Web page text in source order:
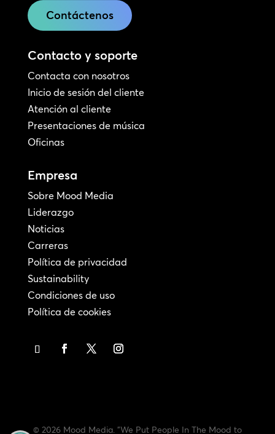
Contáctenos
Contacto y soporte
Contacta con nosotros
Inicio de sesión del cliente
Atención al cliente
Presentaciones de música
Oficinas
Empresa
Sobre Mood Media
Liderazgo
Noticias
Carreras
Política de privacidad
Sustainability
Condiciones de uso
Política de cookies
© 2026 Mood Media. "We Put People In The Mood to